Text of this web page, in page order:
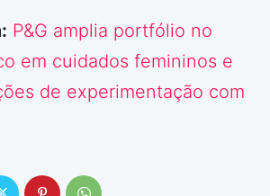
P&G amplia portfólio no
em cuidados femininos e
de experimentação com